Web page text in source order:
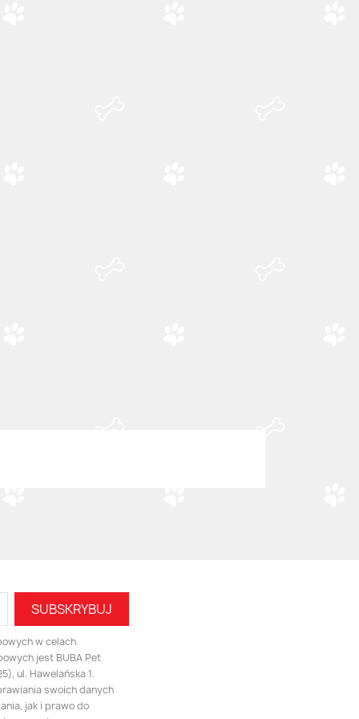
w celach
jest BUBA Pet
ul. Hawelańska 1.
swoich danych
jak i prawo do